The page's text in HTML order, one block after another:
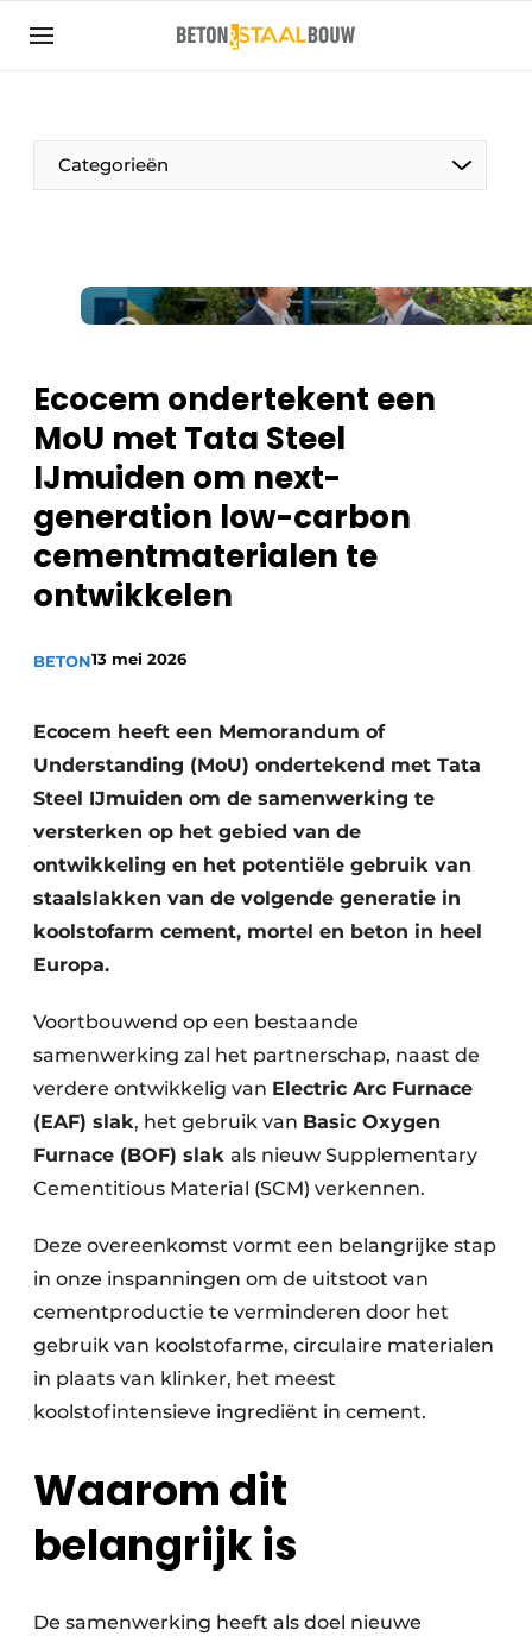
Aanmelden
Artikelen
Bedrijven
Contact
Evenement aanmelden
Meest gelezen
Nieuwsbrief
Podcasts
Privacy / Cookie statement
Vacature aanmelden
Categorieën
Ecocem ondertekent een
MoU met Tata Steel
IJmuiden om next-
generation low-carbon
cementmaterialen te
ontwikkelen
BETON13 mei 2026
Ecocem heeft een Memorandum of
Understanding (MoU) ondertekend met Tata
Steel IJmuiden om de samenwerking te
versterken op het gebied van de
ontwikkeling en het potentiële gebruik van
staalslakken van de volgende generatie in
koolstofarm cement, mortel en beton in heel
Europa.
Voortbouwend op een bestaande
samenwerking zal het partnerschap, naast de
verdere ontwikkelig van Electric Arc Furnace
(EAF) slak, het gebruik van Basic Oxygen
Furnace (BOF) slak als nieuw Supplementary
Cementitious Material (SCM) verkennen.
Deze overeenkomst vormt een belangrijke stap
in onze inspanningen om de uitstoot van
cementproductie te verminderen door het
gebruik van koolstofarme, circulaire materialen
in plaats van klinker, het meest
koolstofintensieve ingrediënt in cement.
Waarom dit
belangrijk is
De samenwerking heeft als doel nieuwe